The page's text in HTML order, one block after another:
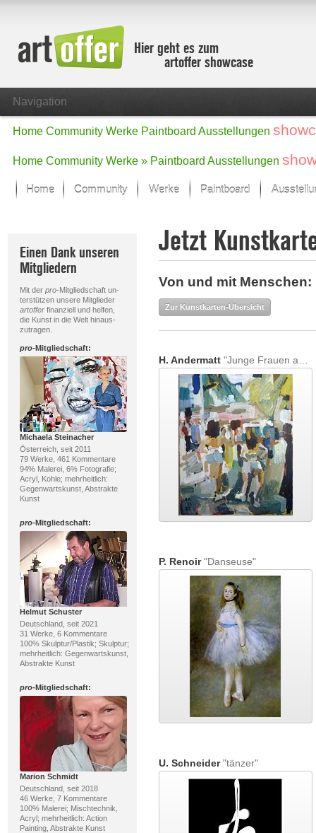
Hier geht es zum
artoffer showcase
Navigation
Home Community Werke Paintboard Ausstellungen
Home Community Werke » Paintboard Ausstellungen
Home Community Werke
Der letzte Monat im Fokus
Alle Fokus-Werke
Fokus-Werke
Neue Werke – Auswahl
Alle neuen Werke
Paintboard
Einen Dank unseren
Mitgliedern
Mit der pro-Mitgliedschaft un-
terstützen unsere Mitglieder
artofferfinanziell und helfen,
die Kunst in die Welt hinaus-
zutragen.
pro-Mitgliedschaft:
Michaela Steinacher
Österreich, seit 2011
79 Werke, 461 Kommentare
94% Malerei, 6% Fotografie;
Acryl, Kohle; mehrheitlich:
Gegenwartskunst, Abstrakte
Kunst
pro-Mitgliedschaft:
Helmut Schuster
Deutschland, seit 2021
31 Werke, 6 Kommentare
100% Skulptur/Plastik; Skulptur;
mehrheitlich: Gegenwartskunst,
Abstrakte Kunst
pro-Mitgliedschaft:
Marion Schmidt
Deutschland, seit 2018
46 Werke, 7 Kommentare
100% Malerei; Mischtechnik,
Acryl; mehrheitlich: Action
Painting, Abstrakte Kunst
Jetzt
Von und mit Menschen:
Zur Kunstkarten-Übersicht
H. Andermatt"Junge Frauen am Zürifest"
P. Renoir"Danseuse"
U. Schneider"tänzer"